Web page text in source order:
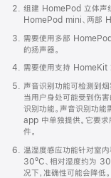
打
开)
组建 HomePod 立体声
HomePod mini、两部
需要使用多部
的扬声器。
需要使用支持 HomeKit
声音识别功能可检测到烟
当用户身处可能受到伤害
识别功能。声音识别功
app 中单独提供。它要
件。
温湿度感应功能针对室
30ºC、相对湿度约为
况下，准确性可能会降